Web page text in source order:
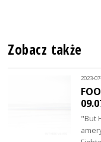
Zobacz także
2023-
"But